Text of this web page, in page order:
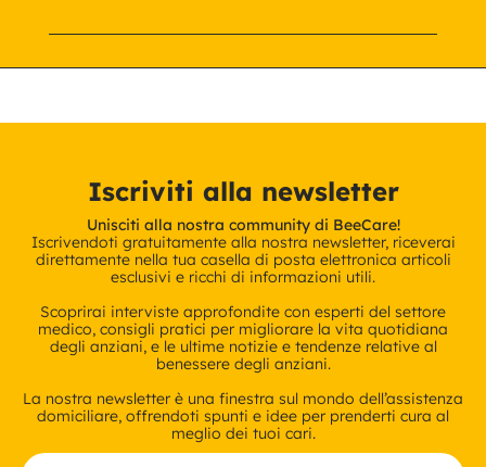
Iscriviti alla newsletter
Unisciti alla nostra community di BeeCare!
Iscrivendoti gratuitamente alla nostra newsletter, riceverai
direttamente nella tua casella di posta elettronica articoli
esclusivi e ricchi di informazioni utili.
Scoprirai interviste approfondite con esperti del settore
medico, consigli pratici per migliorare la vita quotidiana
degli anziani, e le ultime notizie e tendenze relative al
benessere degli anziani.
La nostra newsletter è una finestra sul mondo dell’assistenza
domiciliare, offrendoti spunti e idee per prenderti cura al
meglio dei tuoi cari.